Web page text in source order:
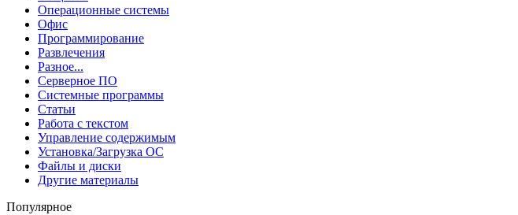
Операционные системы
Офис
Программирование
Развлечения
Разное...
Серверное ПО
Системные программы
Статьи
Работа с текстом
Управление содержимым
Установка/Загрузка ОС
Файлы и диски
Другие материалы
Популярное